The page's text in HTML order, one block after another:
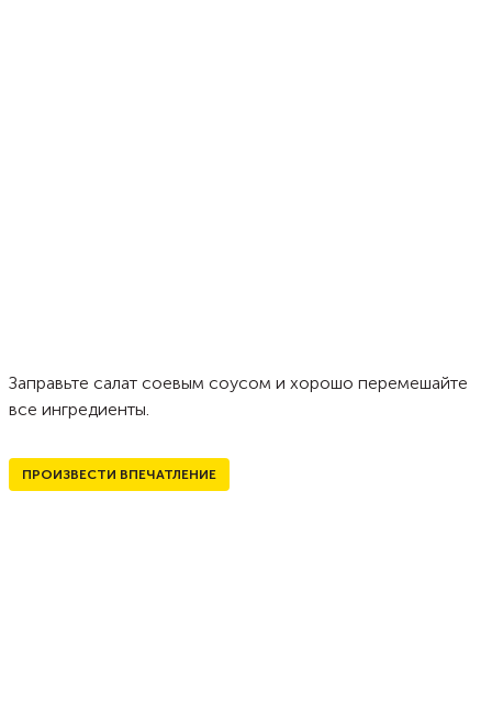
Заправьте салат соевым соусом и хорошо перемешайте
все ингредиенты.
ПРОИЗВЕСТИ ВПЕЧАТЛЕНИЕ